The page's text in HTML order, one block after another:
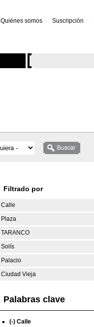
Quiénes somos Suscripción
Filtrado por
Calle
Plaza
TARANCO
Solís
Palacio
Ciudad Vieja
Palabras clave
(-) Calle